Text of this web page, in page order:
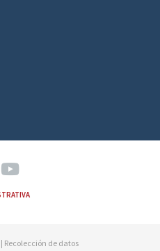
| Recolección de datos